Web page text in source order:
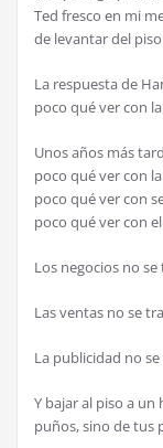
Ted fresco en mi
de levantar del
La respuesta de
poco qué ver con
Unos años más
poco qué ver con
poco qué ver con
poco qué ver con
Los negocios no
Las ventas no se
La publicidad no
Y bajar al piso a
puños, sino de tus